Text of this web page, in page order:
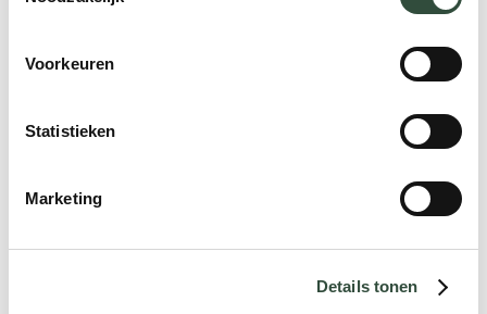
Voorkeuren
Statistieken
Marketing
Details tonen
Afscheid nemen van
werk: Hoe doe je dat?